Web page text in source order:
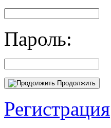
Пароль:
Продолжить
Регистрация